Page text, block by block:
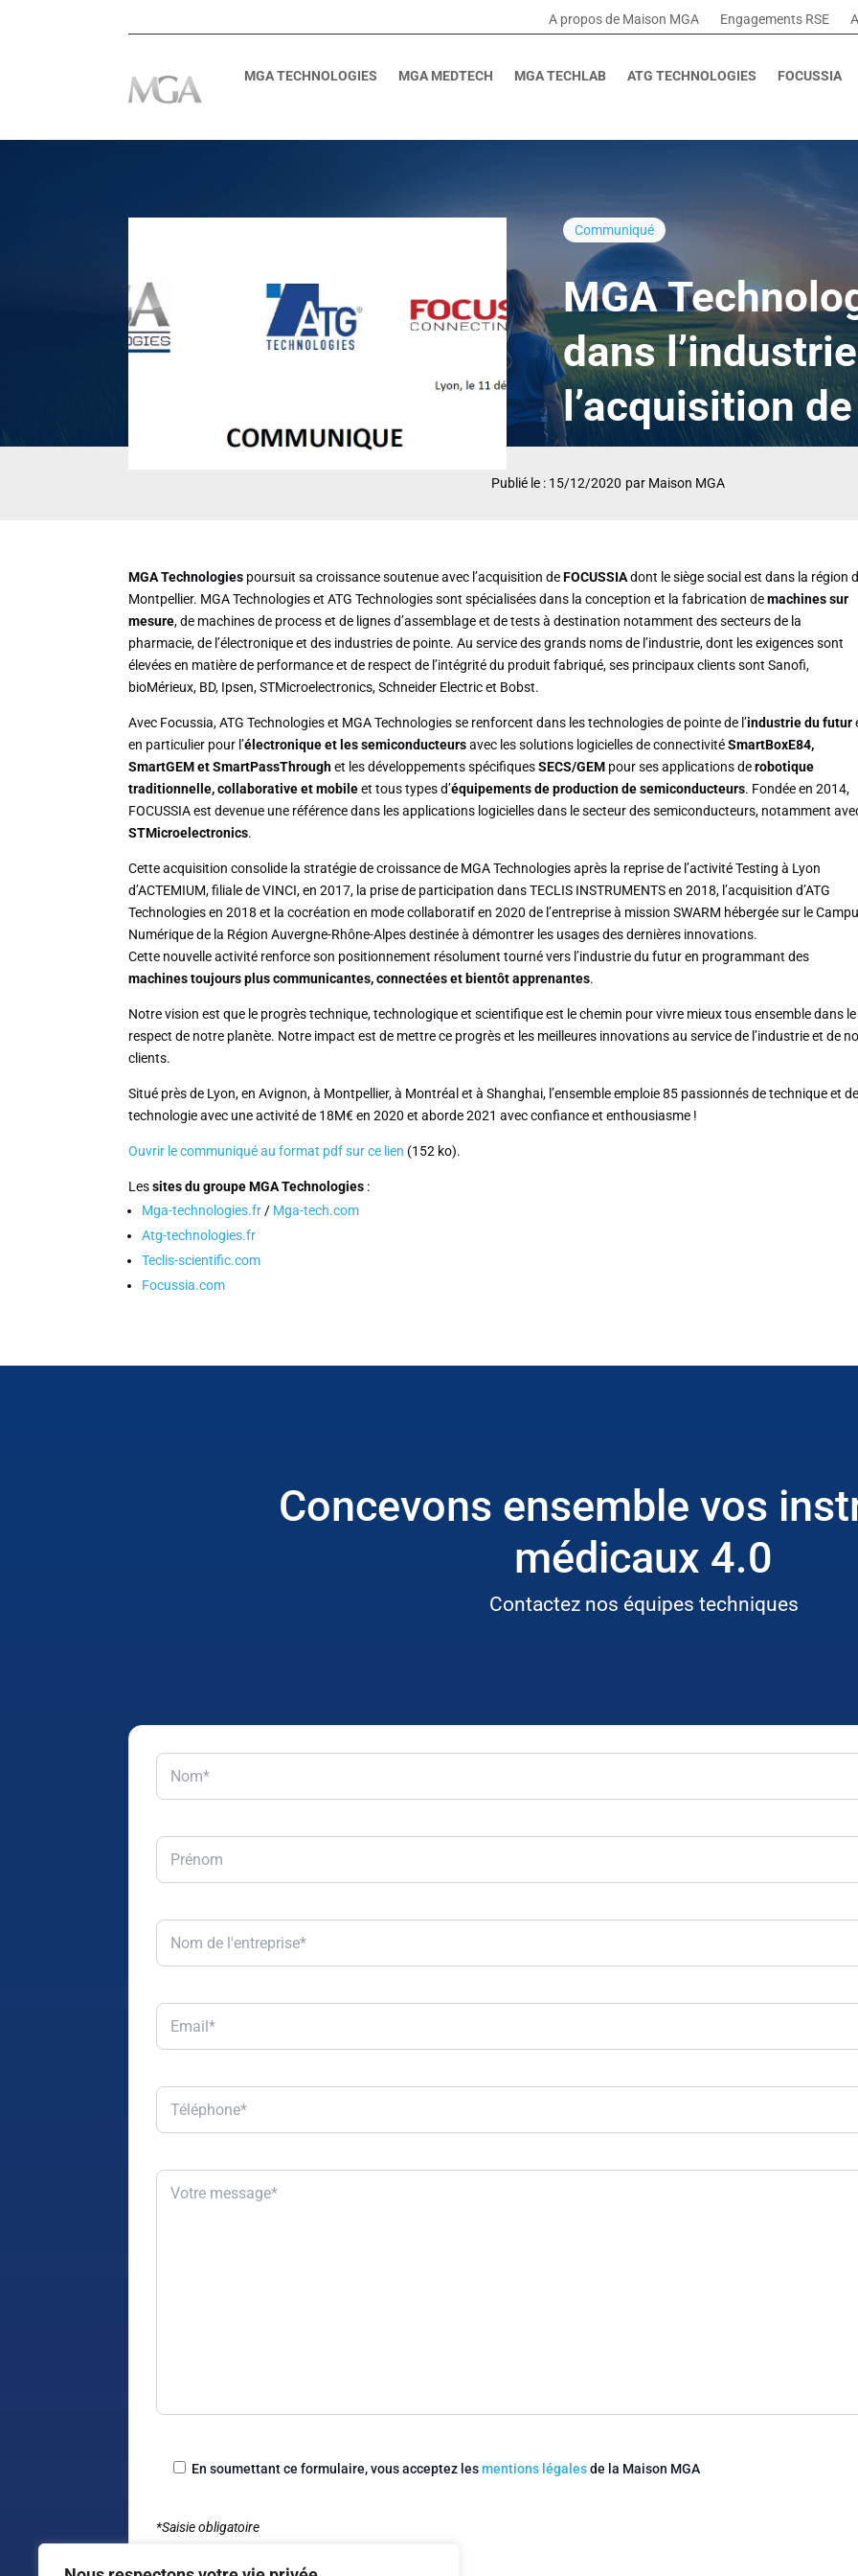
A propos de Maison MGA Engagements RSE
MGA TECHNOLOGIES MGA MEDTECH MGA TECHLAB ATG TECHNOLOGIES FOCUSSIA
Communiqué
MGA
dans
l’acquisition
Publié le : 15/12/2020 par Maison MGA
MGA Technologies poursuit sa croissance soutenue avec l’acquisition deFOCUSSIAdont le siège social est dans la région
Montpellier. MGA Technologies et ATG Technologies sont spécialisées dans la conception et la fabrication demachines sur
mesure, de machines de process et de lignes d’assemblage et de tests à destination notamment des secteurs de la
pharmacie, de l’électronique et des industries de pointe. Au service des grands noms de l’industrie, dont les exigences sont
élevées en matière de performance et de respect de l’intégrité du produit fabriqué, ses principaux clients sont Sanofi,
bioMérieux, BD, Ipsen, STMicroelectronics, Schneider Electric et Bobst.
Avec Focussia, ATG Technologies et MGA Technologies se renforcent dans les technologies de pointe de l’industrie du futur
en particulier pour l’électronique et les semiconducteursavec les solutions logicielles de connectivitéSmartBoxE84,
SmartGEM et SmartPassThroughet les développements spécifiquesSECS/GEM pour ses applications derobotique
traditionnelle, collaborative et mobileet tous types d’équipements de production de semiconducteurs. Fondée en 2014,
FOCUSSIA est devenue une référence dans les applications logicielles dans le secteur des semiconducteurs, notamment
STMicroelectronics.
Cette acquisition consolide la stratégie de croissance de MGA Technologies après la reprise de l’activité Testing à Lyon
d’ACTEMIUM, filiale de VINCI, en 2017, la prise de participation dans TECLIS INSTRUMENTS en 2018, l’acquisition d’ATG
Technologies en 2018 et la cocréation en mode collaboratif en 2020 de l’entreprise à mission SWARM hébergée sur le
Numérique de la Région Auvergne-Rhône-Alpes destinée à démontrer les usages des dernières innovations.
Cette nouvelle activité renforce son positionnement résolument tourné vers l’industrie du futur en programmant des
machines toujours plus communicantes, connectées et bientôt apprenantes.
Notre vision est que le progrès technique, technologique et scientifique est le chemin pour vivre mieux tous ensemble dans le
respect de notre planète. Notre impact est de mettre ce progrès et les meilleures innovations au service de l’industrie et de
clients.
Situé près de Lyon, en Avignon, à Montpellier, à Montréal et à Shanghai, l’ensemble emploie 85 passionnés de technique et de
technologie avec une activité de 18M€ en 2020 et aborde 2021 avec confiance et enthousiasme !
Ouvrir le communiqué au format pdf sur ce lien (152 ko).
Lessites du groupe MGA Technologies :
Mga-technologies.fr / Mga-tech.com
Atg-technologies.fr
Teclis-scientific.com
Focussia.com
Concevons ensemble vos
médicaux 4.0
Contactez nos équipes techniques
En soumettant ce formulaire, vous acceptez lesmentions légalesde la Maison MGA
*Saisie obligatoire